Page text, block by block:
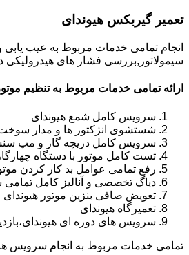
تعمیر گیربکس هیوندای
انجام تمامی خدمات مربوط به عیب
سیمولاتور,بررسی فشار های هیدرولیکی
ارائه تمامی خدمات مربوط به تنظیم
سرویس کامل شمع هیوندای
شستشوی انژکتور ها و مدار
سرویس کامل دریچه گاز و مپ
تست کامل موتور با دستگاه
رفع تمامی عوامل بد کار کردن
دیاگ تخصصی و آنالیز کامل
تعویض صافی بنزین موتور هیوندای
تعمیرگاه هیوندای
سرویس های دوره ای
تمامی خدمات مربوط به انجام سرویس